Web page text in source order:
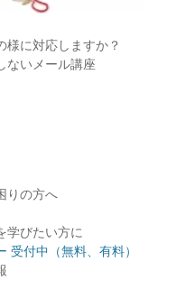
様に対応しますか？
ないメール講座
りの方へ
学びたい方に
受付中（無料、有料）